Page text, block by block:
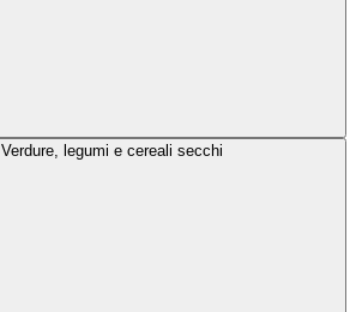
Verdure, legumi e cereali secchi